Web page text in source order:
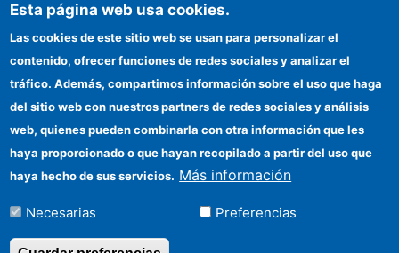
Institutional identity
FEDER funds
Funding entities
Contact
Esta página web usa cookies.
Las cookies de este sitio web se usan para personalizar el
contenido, ofrecer funciones de redes sociales y analizar el
tráfico. Además, compartimos información sobre el uso que haga
del sitio web con nuestros partners de redes sociales y análisis
web, quienes pueden combinarla con otra información que les
haya proporcionado o que hayan recopilado a partir del uso que
haya hecho de sus servicios. Más información
Necesarias Preferencias